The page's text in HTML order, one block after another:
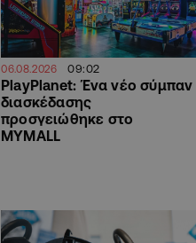
06.08.2026 09:02
PlayPlanet: Ένα νέο σύμπαν
διασκέδασης
προσγειώθηκε στο
MYMALL